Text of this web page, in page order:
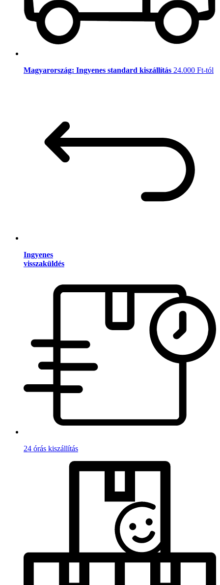
Magyarország: Ingyenes standard kiszállítás 24.000 Ft-tól
Ingyenes
visszaküldés
24 órás kiszállítás